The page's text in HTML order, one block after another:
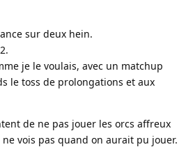
sur deux hein.
je le voulais, avec un matchup
le toss de prolongations et aux
de ne pas jouer les orcs affreux
ne vois pas quand on aurait pu jouer.